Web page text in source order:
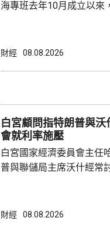
海專班去年10月成立以來
時，亦已帶同內地及香港
總部或公司，並在香港作
整體經濟有幫助，他下周
財經 08.08.2026
白宮顧問指特朗普與
會就利率施壓
白宮國家經濟委員會主任
普與聯儲局主席沃什經常
什和特朗普長期以來關係
財經 08.08.2026